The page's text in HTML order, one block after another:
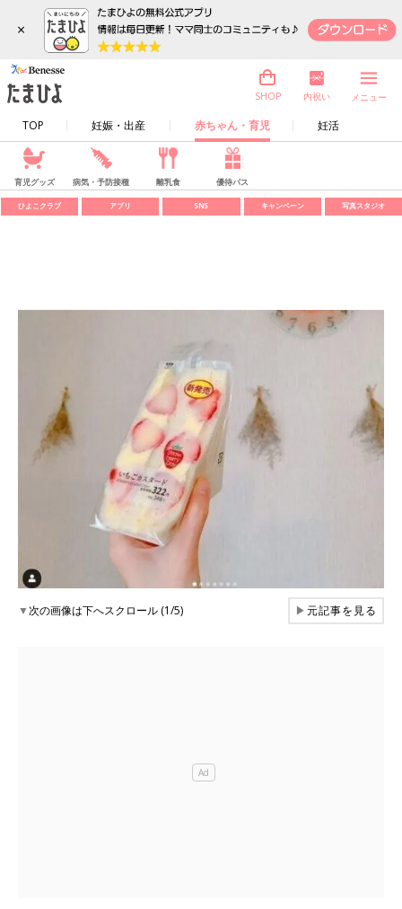
×
TOP 妊娠・出産 赤ちゃん・育児 妊活
SHOP 内祝い メニュー
育児グッズ 病気・予防接種 離乳食 優待パス
ひよこクラブ アプリ SNS キャンペーン 写真スタジオ
▼次の画像は下へスクロール (1/5) ▶元記事を見る